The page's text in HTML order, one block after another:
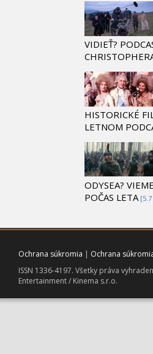
VIDIEŤ?
HISTORICKÉ
LETNOM
ODYSEA?
POČAS LETA
Ochrana súkromia | Ochrana
ISSN 1336-4197. Všetky práva
Entertainment / Kinema s.r.o.